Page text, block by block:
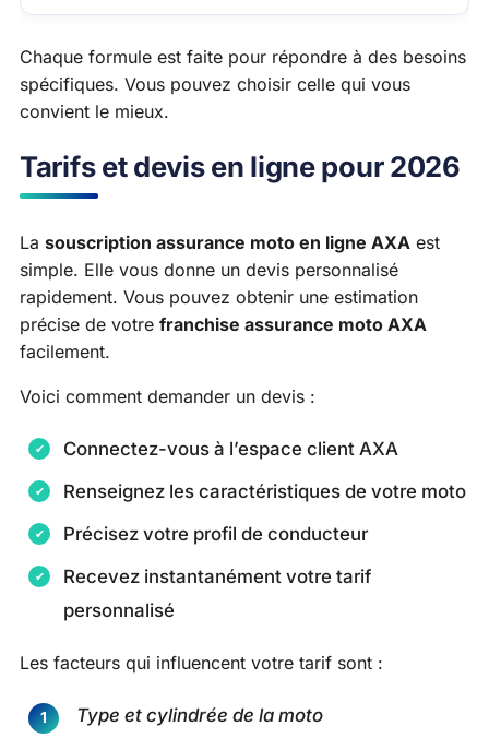
Chaque formule est faite pour répondre à des besoins
spécifiques. Vous pouvez choisir celle qui vous
convient le mieux.
Tarifs et devis en ligne pour 2026
La souscription assurance moto en ligne AXA est
simple. Elle vous donne un devis personnalisé
rapidement. Vous pouvez obtenir une estimation
précise de votre franchise assurance moto AXA
facilement.
Voici comment demander un devis :
Connectez-vous à l’espace client AXA
Renseignez les caractéristiques de votre moto
Précisez votre profil de conducteur
Recevez instantanément votre tarif
personnalisé
Les facteurs qui influencent votre tarif sont :
Type et cylindrée de la moto